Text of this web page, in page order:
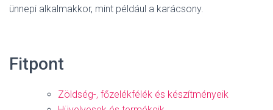
ünnepi alkalmakkor, mint például a karácsony.
Fitpont
Zöldség-, főzelékfélék és készítményeik